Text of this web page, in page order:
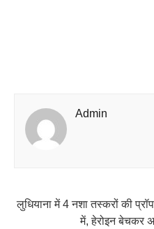
Admin
लुधियाना में 4 नशा तस्करों की
में, हेरोइन बेचकर